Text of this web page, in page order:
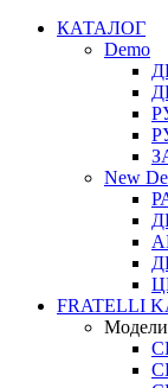
КАТАЛОГ
Demo
New
FRATELLI